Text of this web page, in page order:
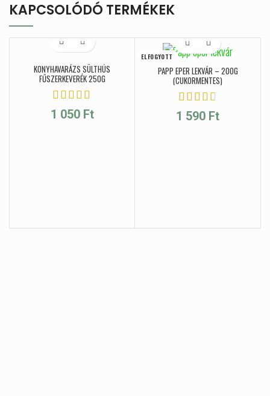
KAPCSOLÓDÓ TERMÉKEK
KONYHAVARÁZS SÜLTHÚS
FŰSZERKEVERÉK 250G
1 050 Ft
ELFOGYOTT
PAPP EPER LEKVÁR – 200G
(CUKORMENTES)
1 590 Ft